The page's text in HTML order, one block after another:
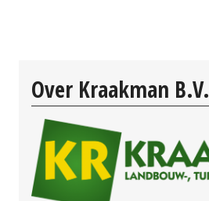
Over Kraakman B.V.